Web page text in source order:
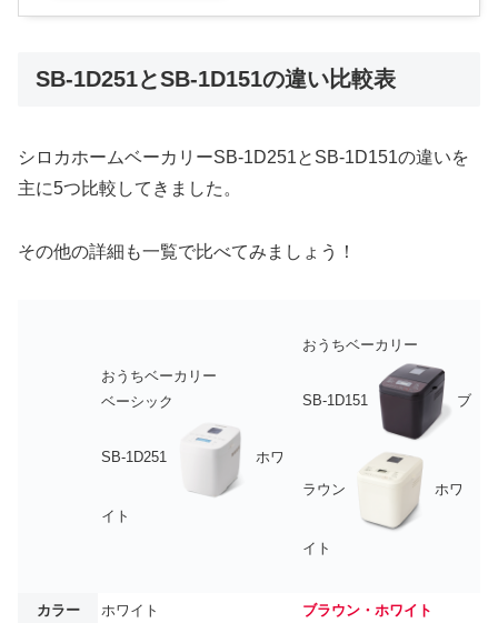
SB-1D251とSB-1D151の違い比較表
シロカホームベーカリーSB-1D251とSB-1D151の違いを
主に5つ比較してきました。
その他の詳細も一覧で比べてみましょう！
おうちベーカリー
ベーシック
SB-1D251 ホワ
イト
おうちベーカリー
SB-1D151 ブ
ラウン ホワ
イト
カラー ホワイト ブラウン・ホワイト